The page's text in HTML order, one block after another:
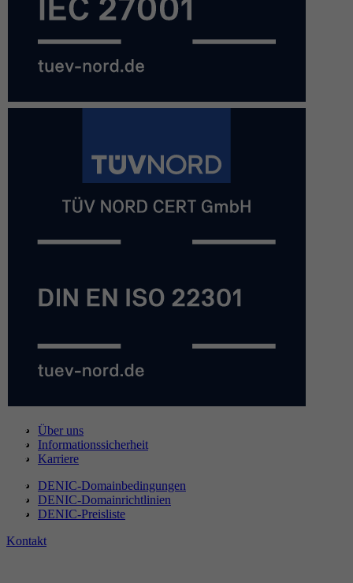
Über uns
Informationssicherheit
Karriere
DENIC-Domainbedingungen
DENIC-Domainrichtlinien
DENIC-Preisliste
Kontakt